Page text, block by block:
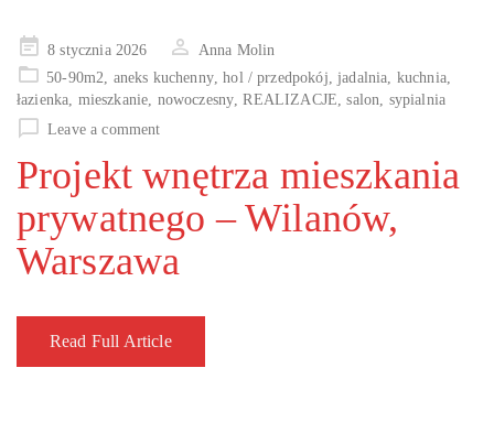
Posted
on
8 stycznia 2026
Anna Molin
50-90m2, aneks kuchenny,hol / przedpokój,jadalnia, kuchnia,
łazienka, mieszkanie, nowoczesny,REALIZACJE,salon, sypialnia
Leave a comment
Projekt wnętrza mieszkania
prywatnego – Wilanów,
Warszawa
Read Full Article